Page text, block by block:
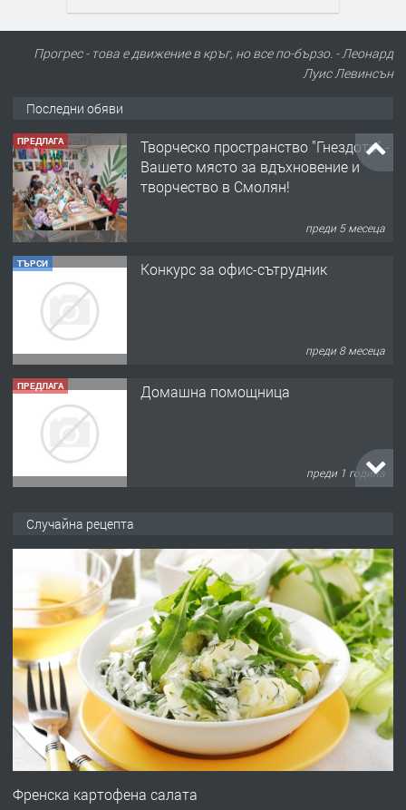
Прогрес - това е движение в кръг, но все по-бързо. - Леонард
Луис Левинсън
Последни обяви
ПРЕДЛАГА
Творческо пространство "Гнездото" -
Вашето място за вдъхновение и
творчество в Смолян!
преди 5 месеца
ТЪРСИ Конкурс за офис-сътрудник
преди 8 месеца
ПРЕДЛАГА Домашна помощница
преди 1 година
преди 2 години
ПРЕДЛАГА
УДЪЛЖАВАНЕ НА ЧОВЕШКИЯТ
ЖИВОТ И ПОДОБРЯВАНЕ НА
НЕГОВОТО КАЧЕСТВО
преди 2 години
ПРЕДЛАГА Имот в Северна Гърция, до Кавала
Случайна рецепта
Френска картофена салата